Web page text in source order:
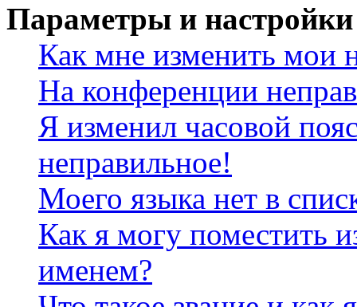
Параметры и настройки
Как мне изменить мои
На конференции
Я изменил часовой
неправильное!
Моего языка нет в
Как я могу поместить
именем?